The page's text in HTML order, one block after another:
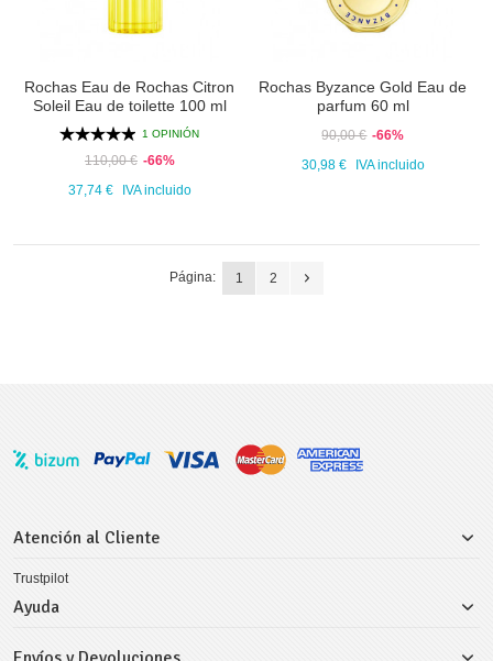
Rochas Eau de Rochas Citron
Soleil Eau de toilette 100 ml
1 OPINIÓN
110,00 € -66%
37,74 €
IVA incluido
Rochas Byzance Gold Eau de
parfum 60 ml
90,00 € -66%
30,98 €
IVA incluido
Página: 1 2
Atención al Cliente
Trustpilot
Ayuda